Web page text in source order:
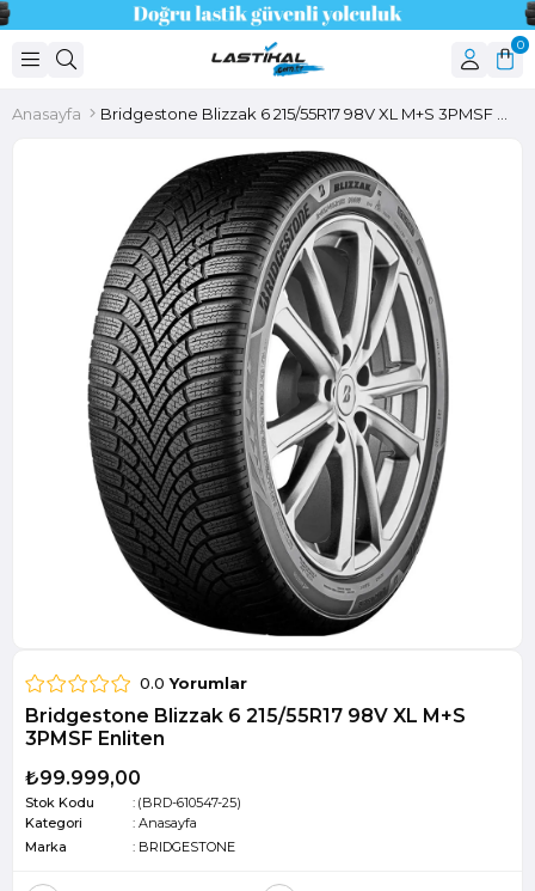
0
Anasayfa
0.0 Yorumlar
Bridgestone Blizzak 6 215/55R17 98V XL M+S
3PMSF Enliten
₺99.999,00
Stok Kodu
(BRD-610547-25)
Kategori
: Anasayfa
Marka
: BRIDGESTONE